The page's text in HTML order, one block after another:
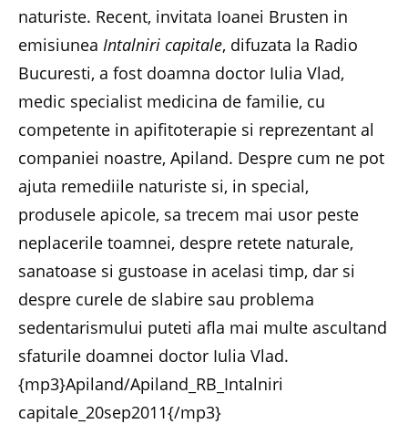
naturiste. Recent, invitata Ioanei Brusten in
emisiunea Intalniri capitale, difuzata la Radio
Bucuresti, a fost doamna doctor Iulia Vlad,
medic specialist medicina de familie, cu
competente in apifitoterapie si reprezentant al
companiei noastre, Apiland. Despre cum ne pot
ajuta remediile naturiste si, in special,
produsele apicole, sa trecem mai usor peste
neplacerile toamnei, despre retete naturale,
sanatoase si gustoase in acelasi timp, dar si
despre curele de slabire sau problema
sedentarismului puteti afla mai multe ascultand
sfaturile doamnei doctor Iulia Vlad.
{mp3}Apiland/Apiland_RB_Intalniri
capitale_20sep2011{/mp3}